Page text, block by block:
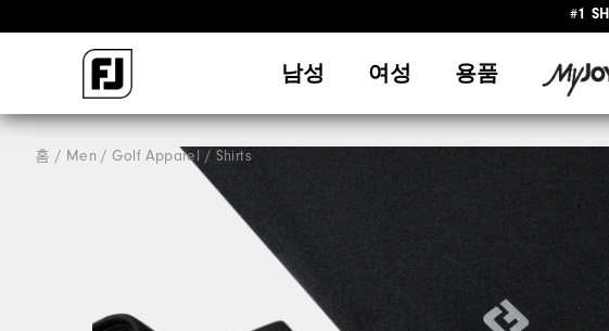
남성 여성 용품
홈 Men Golf Apparel Shirts